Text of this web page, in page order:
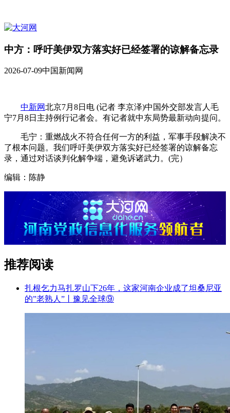
中方：呼吁美伊双方落实好已经签署的谅解备忘录
2026-07-09中国新闻网
中新网北京7月8日电 (记者 李京泽)中国外交部发言人毛
宁7月8日主持例行记者会。有记者就中东局势最新动向提问。
毛宁：重燃战火不符合任何一方的利益，军事手段解决不
了根本问题。我们呼吁美伊双方落实好已经签署的谅解备忘
录，通过对话谈判化解争端，避免诉诸武力。(完）
编辑：陈静
推荐阅读
扎根乞力马扎罗山下26年，这家河南企业成了坦桑尼亚
的”老熟人”丨豫见全球⑨